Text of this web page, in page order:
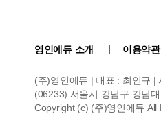
영인에듀 소개 이용약관
(주)영인에듀 | 대표 : 최인규 |
(06233) 서울시 강남구 강남
Copyright (c) (주)영인에듀 All